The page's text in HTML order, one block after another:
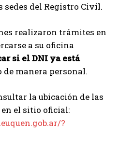
sedes del Registro Civil.
realizaron trámites en
a su oficina
si el DNI ya está
manera personal.
la ubicación de las
en el sitio oficial:
?